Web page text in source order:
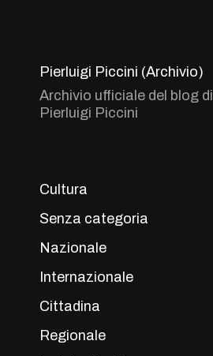
Pierluigi Piccini (Archivio)
Archivio ufficiale del blog di
Pierluigi Piccini
Cultura
Senza categoria
Nazionale
Internazionale
Cittadina
Regionale